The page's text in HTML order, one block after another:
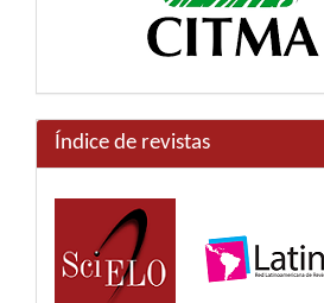
Índice de revistas